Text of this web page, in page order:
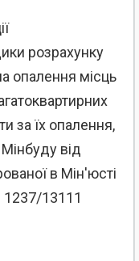
розрахунку
опалення місць
за їх опалення,
від
в Мін'юсті
1237/13111